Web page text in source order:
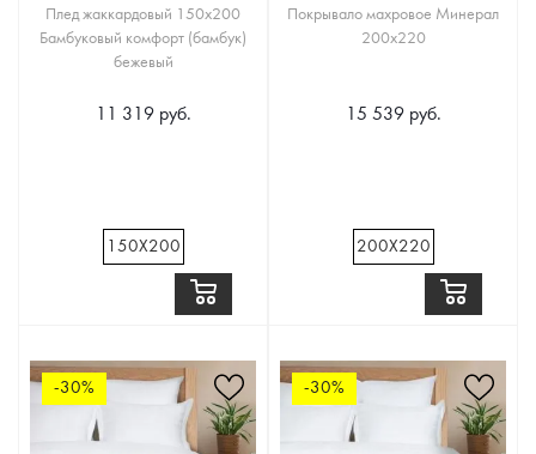
Плед жаккардовый 150х200
Бамбуковый комфорт (бамбук)
бежевый
11 319 руб.
150Х200
Покрывало махровое Минерал
200х220
15 539 руб.
200Х220
-30% -30%